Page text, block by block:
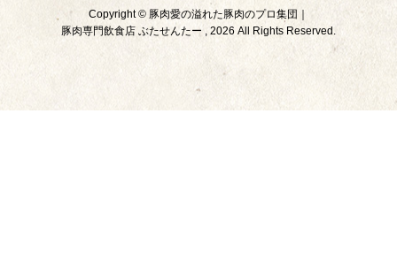
Copyright © 豚肉愛の溢れた豚肉のプロ集団｜
豚肉専門飲食店 ぶたせんたー , 2026 All Rights Reserved.